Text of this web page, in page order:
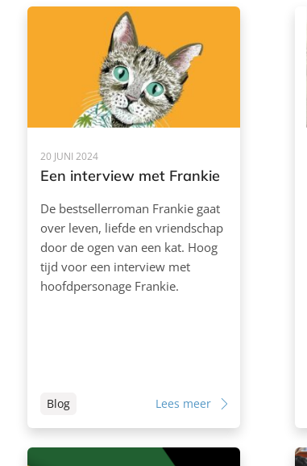
20 JUNI 2024
Een interview met Frankie
De bestsellerroman Frankie gaat
over leven, liefde en vriendschap
door de ogen van een kat. Hoog
tijd voor een interview met
hoofdpersonage Frankie.
Blog Lees meer